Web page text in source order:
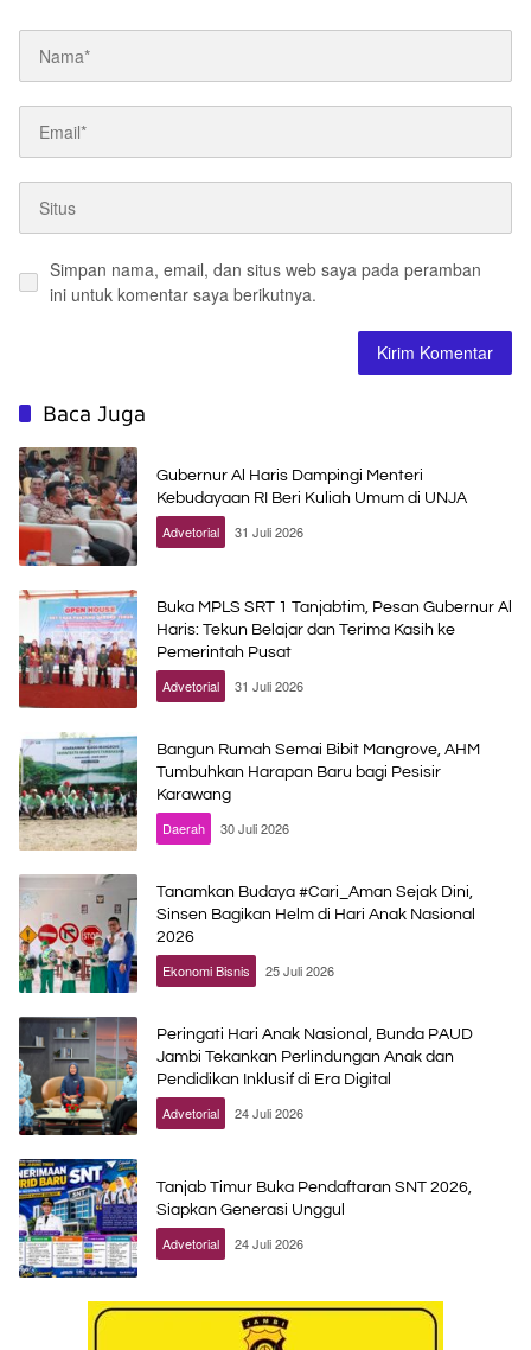
Simpan nama, email, dan situs web saya pada peramban
ini untuk komentar saya berikutnya.
Baca Juga
Gubernur Al Haris Dampingi Menteri
Kebudayaan RI Beri Kuliah Umum di UNJA
Advetorial 31 Juli 2026
Buka MPLS SRT 1 Tanjabtim, Pesan Gubernur Al
Haris: Tekun Belajar dan Terima Kasih ke
Pemerintah Pusat
Advetorial 31 Juli 2026
Bangun Rumah Semai Bibit Mangrove, AHM
Tumbuhkan Harapan Baru bagi Pesisir
Karawang
Daerah 30 Juli 2026
Tanamkan Budaya #Cari_Aman Sejak Dini,
Sinsen Bagikan Helm di Hari Anak Nasional
2026
Ekonomi Bisnis 25 Juli 2026
Peringati Hari Anak Nasional, Bunda PAUD
Jambi Tekankan Perlindungan Anak dan
Pendidikan Inklusif di Era Digital
Advetorial 24 Juli 2026
Tanjab Timur Buka Pendaftaran SNT 2026,
Siapkan Generasi Unggul
Advetorial 24 Juli 2026